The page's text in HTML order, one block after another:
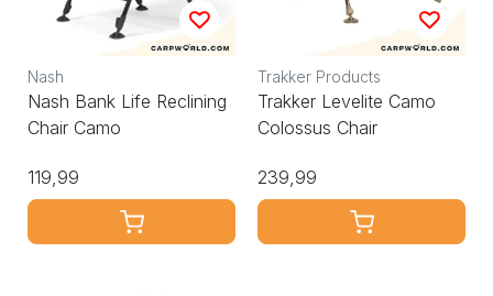
Nash
Nash Bank Life Reclining
Chair Camo
119,99
Trakker Products
Trakker Levelite Camo
Colossus Chair
239,99